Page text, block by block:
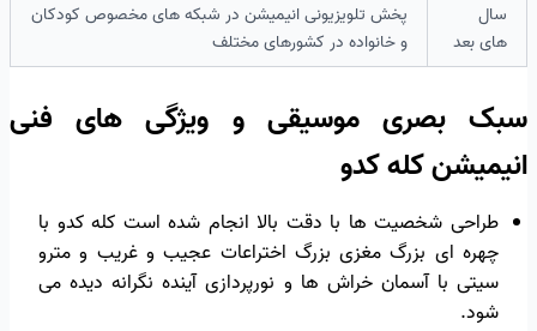
سال
های بعد
پخش تلویزیونی انیمیشن در شبکه های مخصوص کودکان
و خانواده در کشورهای مختلف
سبک بصری موسیقی و ویژگی های فنی
انیمیشن کله کدو
طراحی شخصیت ها با دقت بالا انجام شده است کله کدو با
چهره ای بزرگ مغزی بزرگ اختراعات عجیب و غریب و مترو
سیتی با آسمان خراش ها و نورپردازی آینده نگرانه دیده می
شود.